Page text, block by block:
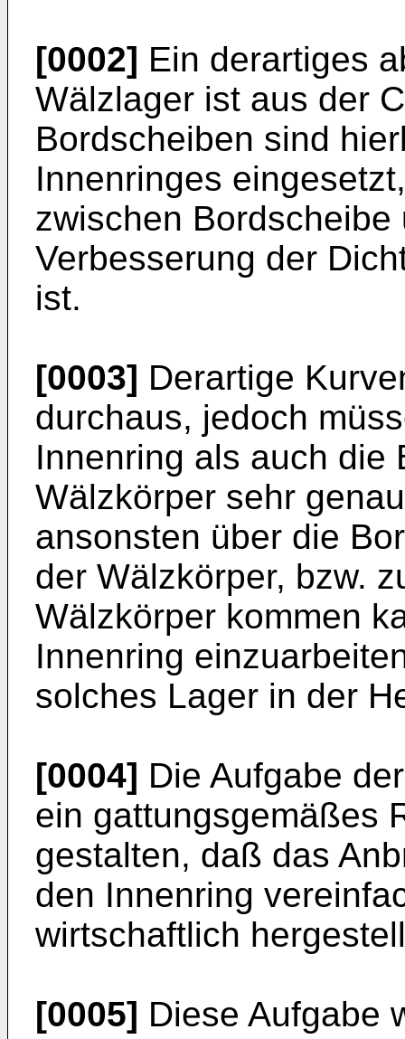
[0002] Ein derartiges
Wälzlager ist aus der
Bordscheiben sind
Innenringes
zwischen
Verbesserung der
ist.
[0003] Derartige
durchaus, jedoch
Innenring als auch die
Wälzkörper sehr
ansonsten über die
der Wälzkörper, bzw.
Wälzkörper kommen
Innenring
solches Lager in der
[0004] Die Aufgabe
ein gattungsgemäßes
gestalten, daß das
den Innenring
wirtschaftlich
[0005] Diese Aufgabe